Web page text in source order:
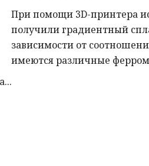
При помощи 3D-принтера
получили градиентный
зависимости от
имеются различные